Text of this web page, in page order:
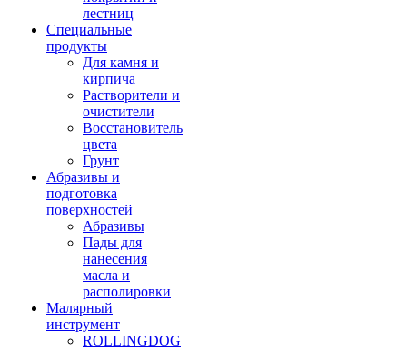
лестниц
Специальные
продукты
Для камня и
кирпича
Растворители и
очистители
Восстановитель
цвета
Грунт
Абразивы и
подготовка
поверхностей
Абразивы
Пады для
нанесения
масла и
располировки
Малярный
инструмент
ROLLINGDOG